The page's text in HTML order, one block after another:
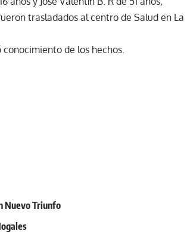
trasladados al centro de Salud en La
de los hechos.
Nuevo Triunfo